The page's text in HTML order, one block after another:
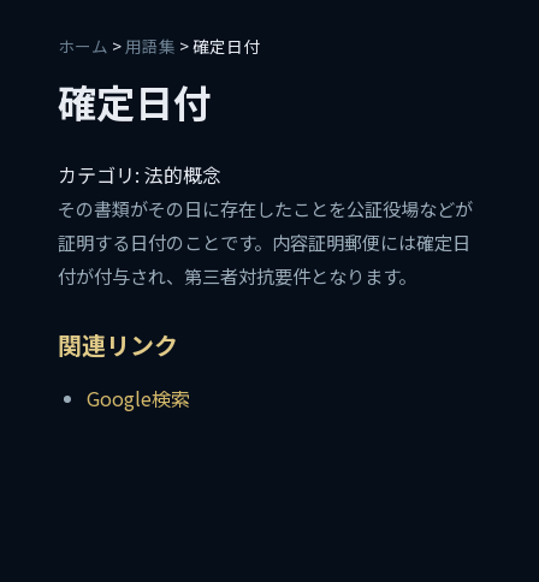
ホーム >用語集 > 確定日付
確定日付
カテゴリ: 法的概念
その書類がその日に存在したことを公証役場などが
証明する日付のことです。内容証明郵便には確定日
付が付与され、第三者対抗要件となります。
関連リンク
Google検索